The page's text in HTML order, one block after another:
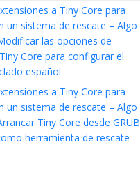
a Tiny Core para
un sistema de rescate – Algo
las opciones de
Core para configurar el
español
a Tiny Core para
un sistema de rescate – Algo
Tiny Core desde GRUB
herramienta de rescate